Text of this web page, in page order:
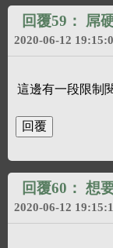
回覆59： 屌
2020-06-12
這邊有一段限制
回覆60： 想
2020-06-12